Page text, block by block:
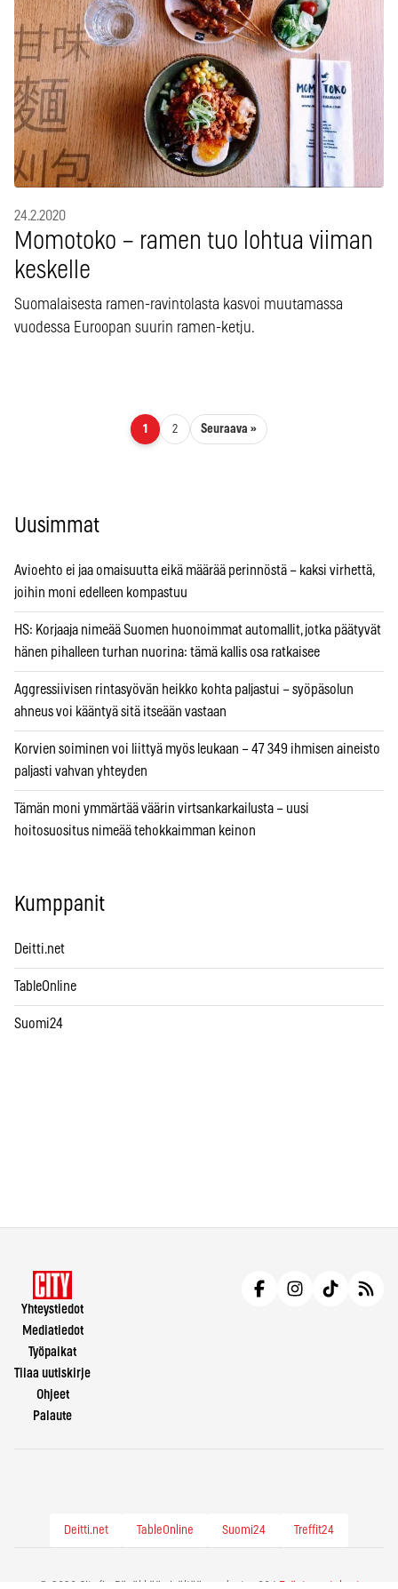
24.2.2020
Momotoko – ramen tuo lohtua viiman
keskelle
Suomalaisesta ramen-ravintolasta kasvoi muutamassa
vuodessa Euroopan suurin ramen-ketju.
Artikkelien sivutus
1 2 Seuraava »
Uusimmat
Avioehto ei jaa omaisuutta eikä määrää perinnöstä – kaksi virhettä,
joihin moni edelleen kompastuu
HS: Korjaaja nimeää Suomen huonoimmat automallit, jotka päätyvät
hänen pihalleen turhan nuorina: tämä kallis osa ratkaisee
Aggressiivisen rintasyövän heikko kohta paljastui – syöpäsolun
ahneus voi kääntyä sitä itseään vastaan
Korvien soiminen voi liittyä myös leukaan – 47 349 ihmisen aineisto
paljasti vahvan yhteyden
Tämän moni ymmärtää väärin virtsankarkailusta – uusi
hoitosuositus nimeää tehokkaimman keinon
Kumppanit
Deitti.net
TableOnline
Suomi24
Yhteystiedot
Mediatiedot
Työpaikat
Tilaa uutiskirje
Ohjeet
Palaute
Deitti.net TableOnline Suomi24 Treffit24